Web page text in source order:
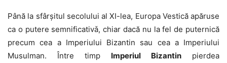
Până la sfârșitul secolului al XI-lea, Europa Vestică apăruse
ca o putere semnificativǎ, chiar dacă nu la fel de puternică
precum cea a Imperiului Bizantin sau cea a Imperiului
Musulman. Între timp Imperiul Bizantin pierdea